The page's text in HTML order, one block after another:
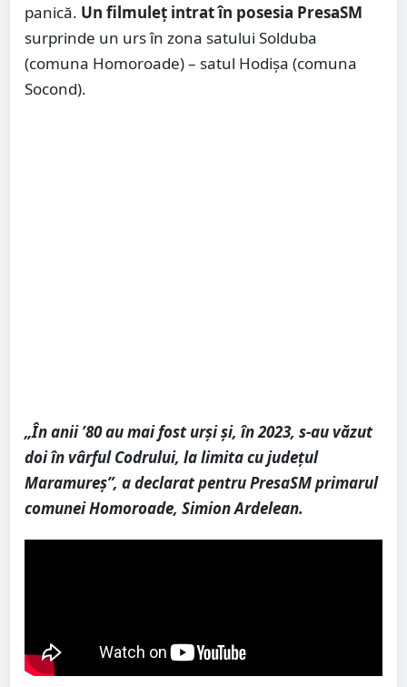
panică. Un filmuleț intrat în posesia PresaSM
surprinde un urs în zona satului Solduba
(comuna Homoroade) – satul Hodișa (comuna
Socond).
„În anii ’80 au mai fost urși și, în 2023, s-au văzut
doi în vârful Codrului, la limita cu județul
Maramureș”, a declarat pentru PresaSM primarul
comunei Homoroade, Simion Ardelean.